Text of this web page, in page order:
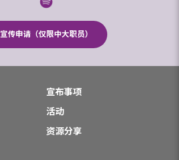
宣传申请（仅限中大职员）
宣布事项
活动
资源分享